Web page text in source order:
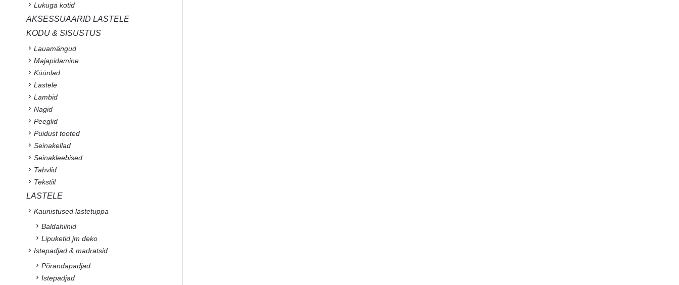
Lukuga kotid
AKSESSUAARID LASTELE
KODU & SISUSTUS
Lauamängud
Majapidamine
Küünlad
Lastele
Lambid
Nagid
Peeglid
Puidust tooted
Seinakellad
Seinakleebised
Tahvlid
Tekstiil
LASTELE
Kaunistused lastetuppa
Baldahiinid
Lipuketid jm deko
Istepadjad & madratsid
Põrandapadjad
Istepadjad